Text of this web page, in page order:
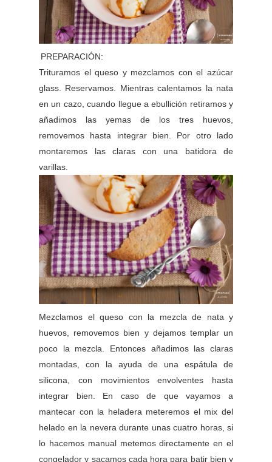
PREPARACIÓN:
Trituramos el queso y mezclamos con el azúcar
glass. Reservamos. Mientras calentamos la nata
en un cazo, cuando llegue a ebullición retiramos y
añadimos las yemas de los tres huevos,
removemos hasta integrar bien. Por otro lado
montaremos las claras con una batidora de
varillas.
Mezclamos el queso con la mezcla de nata y
huevos, removemos bien y dejamos templar un
poco la mezcla. Entonces añadimos las claras
montadas, con la ayuda de una espátula de
silicona, con movimientos envolventes hasta
integrar bien. En caso de que vayamos a
mantecar con la heladera meteremos el mix del
helado en la nevera durante unas cuatro horas, si
lo hacemos manual metemos directamente en el
congelador y sacamos cada hora para batir bien y